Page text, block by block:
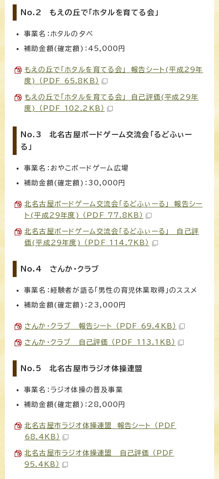
No.2 もえの丘で「ホタルを育てる会」
事業名：ホタルの夕べ
補助金額(確定額)：45,000円
もえの丘で「ホタルを育てる会」 報告シート(平成29年
度) （PDF 65.8KB）
もえの丘で「ホタルを育てる会」 自己評価(平成29年
度) （PDF 102.2KB）
No.3 北名古屋ボードゲーム交流会「るどふぃー
る」
事業名：おやこボードゲーム広場
補助金額(確定額)：30,000円
北名古屋ボードゲーム交流会「るどふぃーる」 報告シー
ト(平成29年度) （PDF 77.8KB）
北名古屋ボードゲーム交流会「るどふぃーる」 自己評
価(平成29年度) （PDF 114.7KB）
No.4 さんか・クラブ
事業名：経験者が語る「男性の育児休業取得」のススメ
補助金額(確定額)：23,000円
さんか・クラブ 報告シート （PDF 69.4KB）
さんか・クラブ 自己評価 （PDF 113.1KB）
No.5 北名古屋市ラジオ体操連盟
事業名：ラジオ体操の普及事業
補助金額(確定額)：28,000円
北名古屋市ラジオ体操連盟 報告シート （PDF
68.4KB）
北名古屋市ラジオ体操連盟 自己評価 （PDF
95.4KB）